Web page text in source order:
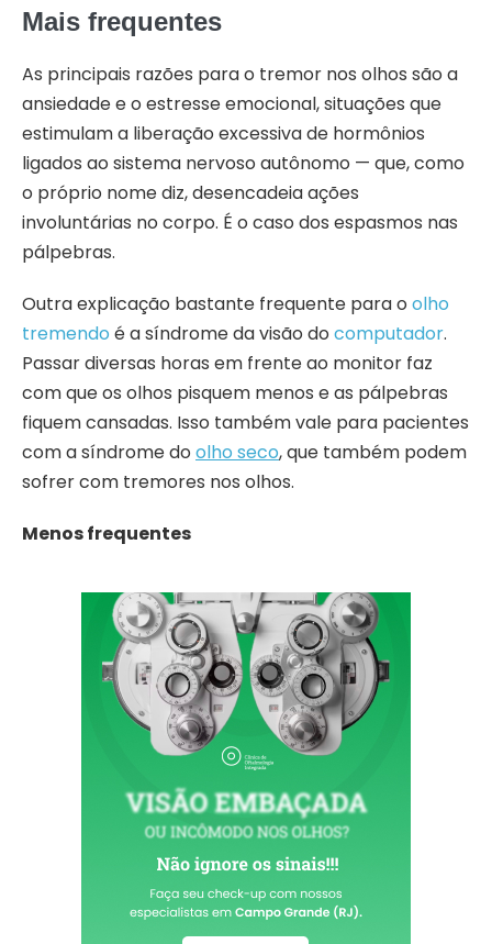
Mais frequentes
As principais razões para o tremor nos olhos são a
ansiedade e o estresse emocional, situações que
estimulam a liberação excessiva de hormônios
ligados ao sistema nervoso autônomo — que, como
o próprio nome diz, desencadeia ações
involuntárias no corpo. É o caso dos espasmos nas
pálpebras.
Outra explicação bastante frequente para o olho
tremendo é a síndrome da visão do computador.
Passar diversas horas em frente ao monitor faz
com que os olhos pisquem menos e as pálpebras
fiquem cansadas. Isso também vale para pacientes
com a síndrome do olho seco, que também podem
sofrer com tremores nos olhos.
Menos frequentes